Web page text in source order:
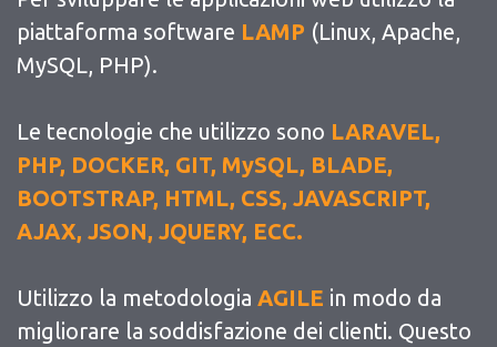
piattaforma software LAMP (Linux, Apache,
MySQL, PHP).
Le tecnologie che utilizzo sono LARAVEL,
PHP, DOCKER, GIT, MySQL, BLADE,
BOOTSTRAP, HTML, CSS, JAVASCRIPT,
AJAX, JSON, JQUERY, ECC.
Utilizzo la metodologia AGILE in modo da
migliorare la soddisfazione dei clienti. Questo